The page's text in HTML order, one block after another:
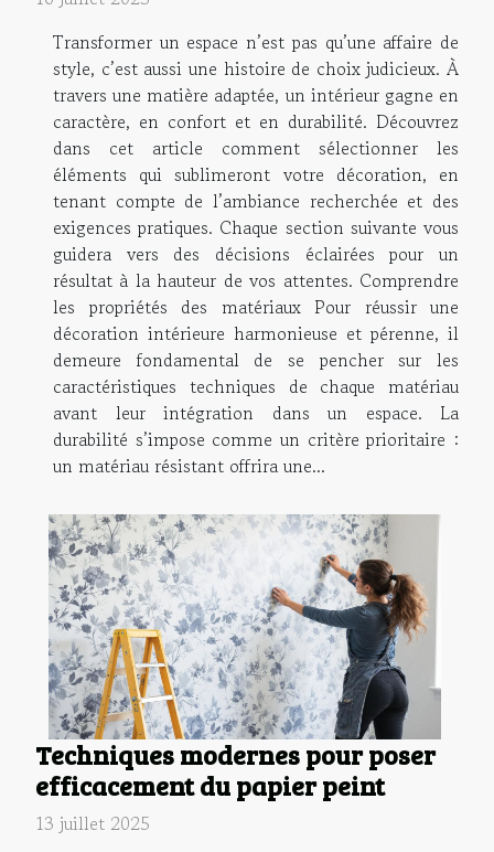
Transformer un espace n’est pas qu’une affaire de
style, c’est aussi une histoire de choix judicieux. À
travers une matière adaptée, un intérieur gagne en
caractère, en confort et en durabilité. Découvrez
dans cet article comment sélectionner les
éléments qui sublimeront votre décoration, en
tenant compte de l’ambiance recherchée et des
exigences pratiques. Chaque section suivante vous
guidera vers des décisions éclairées pour un
résultat à la hauteur de vos attentes. Comprendre
les propriétés des matériaux Pour réussir une
décoration intérieure harmonieuse et pérenne, il
demeure fondamental de se pencher sur les
caractéristiques techniques de chaque matériau
avant leur intégration dans un espace. La
durabilité s’impose comme un critère prioritaire :
un matériau résistant offrira une...
Techniques modernes pour poser
efficacement du papier peint
13 juillet 2025